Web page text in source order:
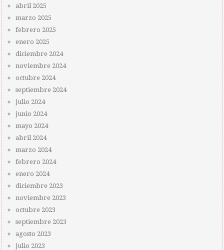
abril 2025
marzo 2025
febrero 2025
enero 2025
diciembre 2024
noviembre 2024
octubre 2024
septiembre 2024
julio 2024
junio 2024
mayo 2024
abril 2024
marzo 2024
febrero 2024
enero 2024
diciembre 2023
noviembre 2023
octubre 2023
septiembre 2023
agosto 2023
julio 2023